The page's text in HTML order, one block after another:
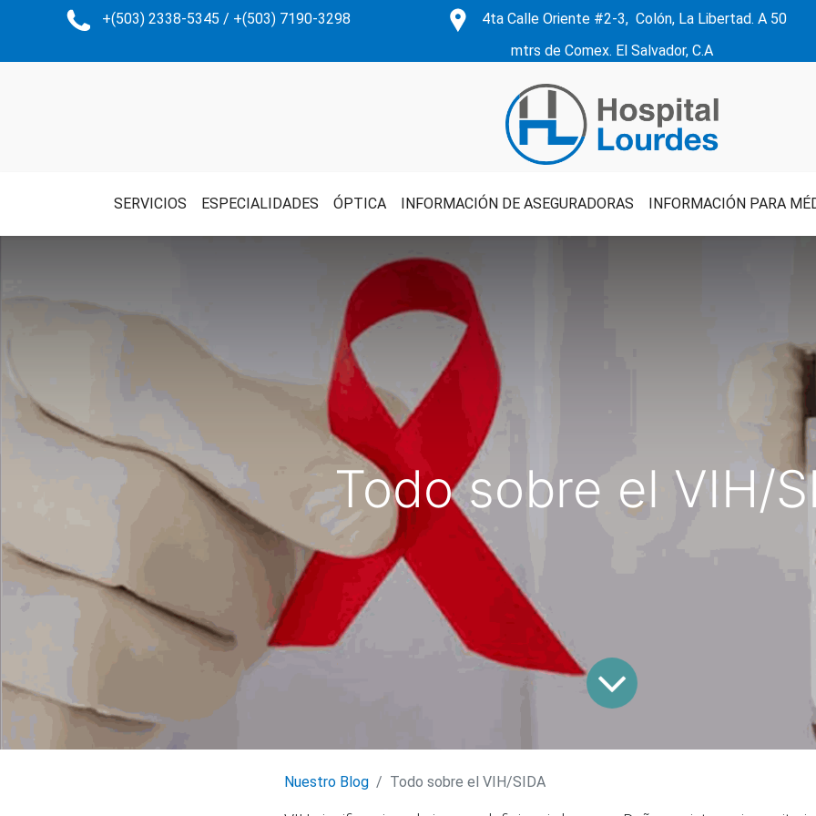
+(503) 2338-5345 / +(503) 7190-3298
4ta Calle Oriente #2-3, Colón, La Libertad. A 50
mtrs de Comex. El Salvador, C.A
SERVICIOS ESPECIALIDADES ÓPTICA INFORMACIÓN DE ASEGURADORAS INFORMACIÓN PARA
Todo sobre el VIH/
Nuestro Blog Todo sobre el VIH/SIDA